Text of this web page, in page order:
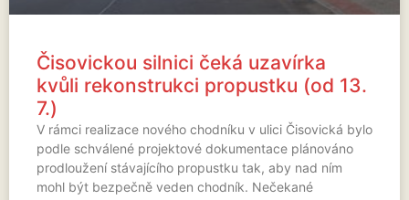
Čisovickou silnici čeká uzavírka
kvůli rekonstrukci propustku (od 13.
7.)
V rámci realizace nového chodníku v ulici Čisovická bylo
podle schválené projektové dokumentace plánováno
prodloužení stávajícího propustku tak, aby nad ním
mohl být bezpečně veden chodník. Nečekané